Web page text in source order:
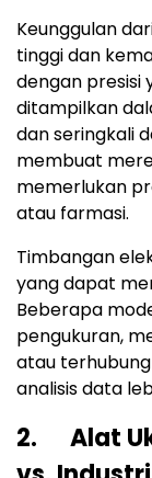
Keunggulan
tinggi dan
dengan presisi
ditampilkan
dan seringkali
membuat
memerlukan
atau farmasi.
Timbangan
yang dapat
Beberapa
pengukuran,
atau
analisis data
2. Alat